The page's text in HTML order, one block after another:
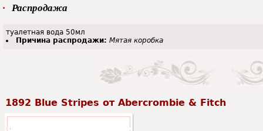
Распродажа
туалетная вода 50мл
Причина распродажи: Мятая коробка
1892 Blue Stripes от Abercrombie & Fitch